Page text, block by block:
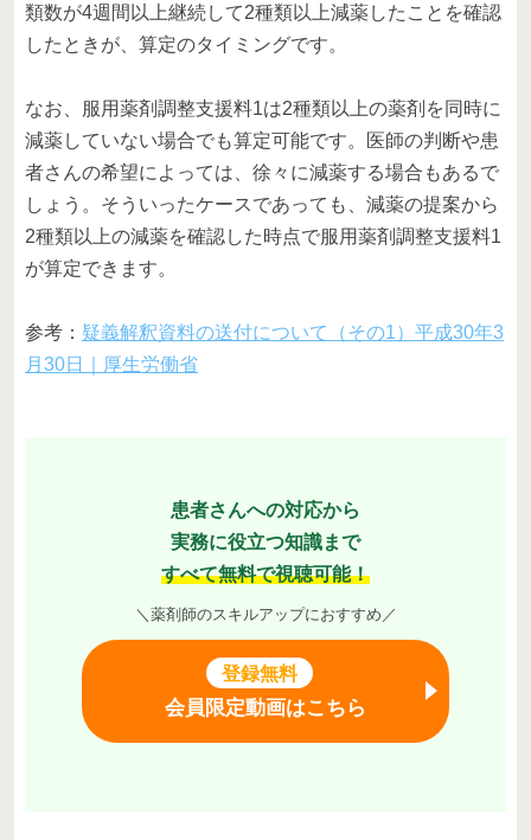
類数が4週間以上継続して2種類以上減薬したことを確認
したときが、算定のタイミングです。
なお、服用薬剤調整支援料1は2種類以上の薬剤を同時に
減薬していない場合でも算定可能です。医師の判断や患
者さんの希望によっては、徐々に減薬する場合もあるで
しょう。そういったケースであっても、減薬の提案から
2種類以上の減薬を確認した時点で服用薬剤調整支援料1
が算定できます。
参考： 疑義解釈資料の送付について（その1）平成30年3
月30日｜厚生労働省
患者さんへの対応から
実務に役立つ知識まで
すべて無料で視聴可能！
＼薬剤師のスキルアップにおすすめ／
登録無料
会員限定動画はこちら